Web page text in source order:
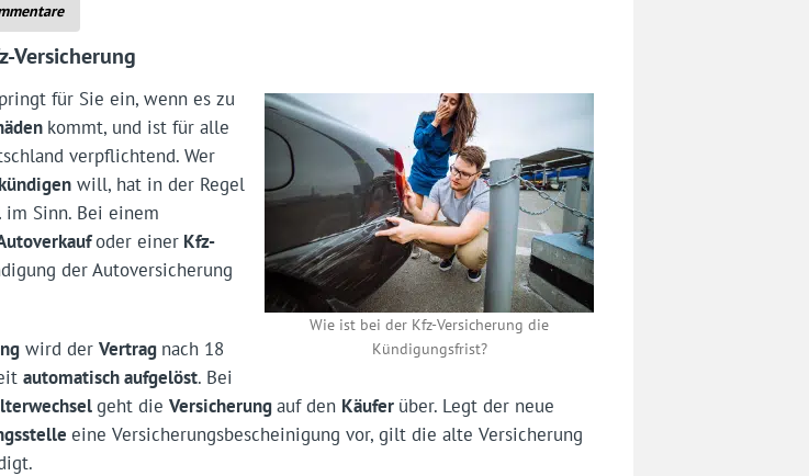
Versicherung
Wie ist bei der Kfz-Versicherung die
Kündigungsfrist?
für Sie ein, wenn es zu
kommt, und ist für alle
verpflichtend. Wer
will, hat in der Regel
im Sinn. Bei einem
oder einerKfz-
der Autoversicherung
wird der Vertrag nach 18
automatisch aufgelöst. Bei
geht die Versicherungauf den Käufer über. Legt der neue
eine Versicherungsbescheinigung vor, gilt die alte Versicherung